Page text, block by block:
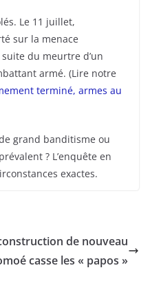
Le 11 juillet,
sur la menace
du meurtre d’un
armé. (Lire notre
terminé, armes au
grand banditisme ou
? L’enquête en
exactes.
de nouveau
casse les « papos »